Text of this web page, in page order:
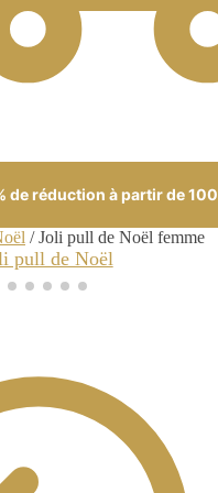
de réduction à partir de
/Joli pull de Noël femme